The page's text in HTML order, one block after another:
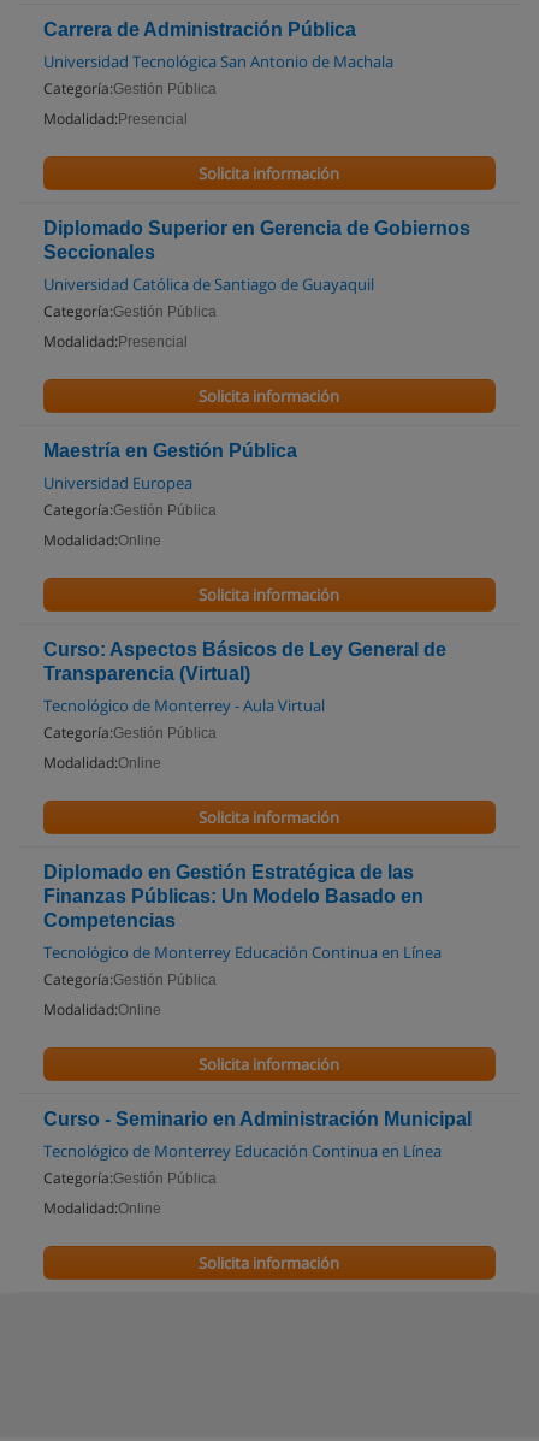
Carrera de Administración Pública
Universidad Tecnológica San Antonio de Machala
Categoría:Gestión Pública
Modalidad: Presencial
Solicita información
Diplomado Superior en Gerencia de Gobiernos
Seccionales
Universidad Católica de Santiago de Guayaquil
Categoría:Gestión Pública
Modalidad: Presencial
Solicita información
Maestría en Gestión Pública
Universidad Europea
Categoría:Gestión Pública
Modalidad:Online
Solicita información
Curso: Aspectos Básicos de Ley General de
Transparencia (Virtual)
Tecnológico de Monterrey - Aula Virtual
Categoría:Gestión Pública
Modalidad:Online
Solicita información
Diplomado en Gestión Estratégica de las
Finanzas Públicas: Un Modelo Basado en
Competencias
Tecnológico de Monterrey Educación Continua en Línea
Categoría:Gestión Pública
Modalidad:Online
Solicita información
Curso - Seminario en Administración Municipal
Tecnológico de Monterrey Educación Continua en Línea
Categoría:Gestión Pública
Modalidad:Online
Solicita información